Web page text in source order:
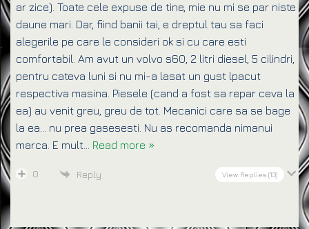
ar zice). Toate cele expuse de tine, mie nu mi se par niste
daune mari. Dar, fiind banii tai, e dreptul tau sa faci
alegerile pe care le consideri ok si cu care esti
comfortabil. Am avut un volvo s60, 2 litri diesel, 5 cilindri,
pentru cateva luni si nu mi-a lasat un gust lpacut
respectiva masina. Piesele (cand a fost sa repar ceva la
ea) au venit greu, greu de tot. Mecanici care sa se bage
la ea… nu prea gasesesti. Nu as recomanda nimanui
marca. E mult
Read more »
0 Reply View Replies (13)